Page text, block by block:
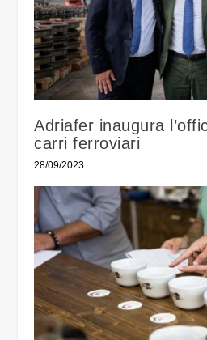
Adriafer inaugura
carri ferroviari
28/09/2023